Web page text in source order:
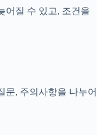
어질 수 있고, 조건을
문, 주의사항을 나누어